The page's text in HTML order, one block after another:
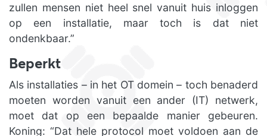
zullen mensen niet heel snel vanuit huis inloggen
op een installatie, maar toch is dat niet
ondenkbaar.”
Beperkt
Als installaties – in het OT domein – toch benaderd
moeten worden vanuit een ander (IT) netwerk,
moet dat op een bepaalde manier gebeuren.
Koning: “Dat hele protocol moet voldoen aan de